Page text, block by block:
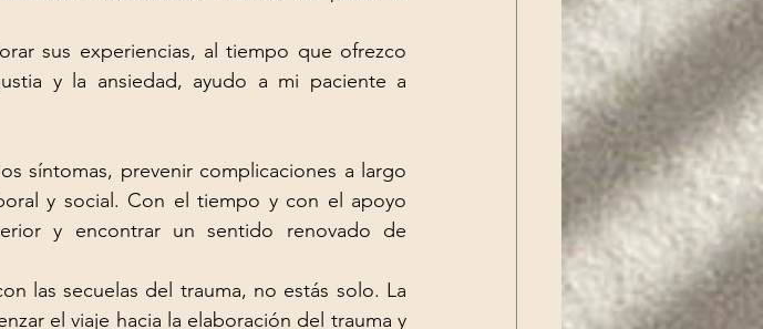
sus experiencias, al tiempo que ofrezco
y la ansiedad, ayudo a mi paciente a
síntomas, prevenir complicaciones a largo
y social. Con el tiempo y con el apoyo
y encontrar un sentido renovado de
las secuelas del trauma, no estás solo. La
el viaje hacia la elaboración del trauma y